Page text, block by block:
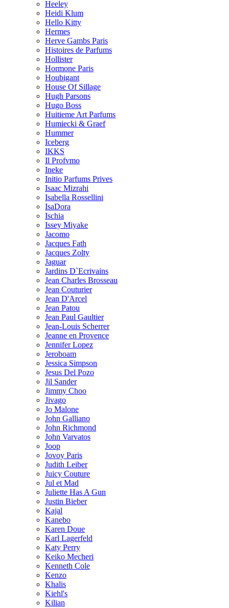
Heeley
Heidi Klum
Hello Kitty
Hermes
Herve Gambs Paris
Histoires de Parfums
Hollister
Hormone Paris
Houbigant
House Of Sillage
Hugh Parsons
Hugo Boss
Huitieme Art Parfums
Humiecki & Graef
Hummer
Iceberg
IKKS
Il Profvmo
Ineke
Initio Parfums Prives
Isaac Mizrahi
Isabella Rossellini
IsaDora
Ischia
Issey Miyake
Jacomo
Jacques Fath
Jacques Zolty
Jaguar
Jardins D`Ecrivains
Jean Charles Brosseau
Jean Couturier
Jean D'Arcel
Jean Patou
Jean Paul Gaultier
Jean-Louis Scherrer
Jeanne en Provence
Jennifer Lopez
Jeroboam
Jessica Simpson
Jesus Del Pozo
Jil Sander
Jimmy Choo
Jivago
Jo Malone
John Galliano
John Richmond
John Varvatos
Joop
Jovoy Paris
Judith Leiber
Juicy Couture
Jul et Mad
Juliette Has A Gun
Justin Bieber
Kajal
Kanebo
Karen Doue
Karl Lagerfeld
Katy Perry
Keiko Mecheri
Kenneth Cole
Kenzo
Khalis
Kiehl's
Kilian